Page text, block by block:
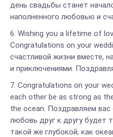
день свадьбы станет
наполненного любовью и
Wishing you a lifetime of
Congratulations on your
счастливой жизни вместе,
и приключениями.
Congratulations on your
each other be as strong as
the ocean. Поздравляем
любовь друг к другу будет
такой же глубокой, как